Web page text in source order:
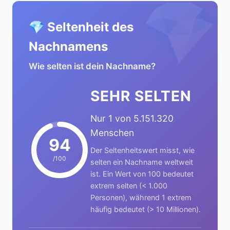
💎
💎 Seltenheit des
Nachnamens
Wie selten ist dein Nachname?
94
/100
SEHR SELTEN
Nur 1 von 5.151.320
Menschen
Der Seltenheitswert misst, wie
selten ein Nachname weltweit
ist. Ein Wert von 100 bedeutet
extrem selten (< 1.000
Personen), während 1 extrem
häufig bedeutet (> 10 Millionen).